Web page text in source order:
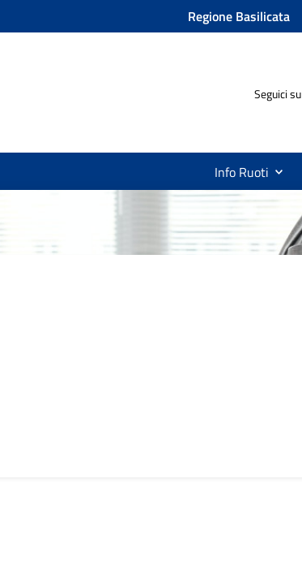
Regione Basilicata
Seguici su
Info Ruoti